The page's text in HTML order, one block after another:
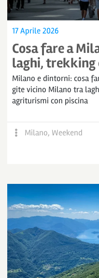
17 Aprile 2026
Cosa fare a
laghi, trekking
Milano e dintorni: cosa
gite vicino Milano tra
agriturismi con piscina
Milano, Weekend